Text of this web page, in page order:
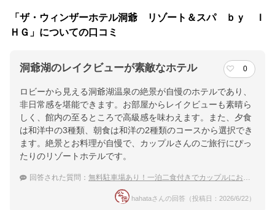
チェックアウ
12:00
新千歳空港からホテルまで車で約２時間/ＪＲで約１時間２０分
※「洞爺駅」より送迎バス（要予約。無料）
提供：楽天トラベル
楽天トラベルで
「ザ・ウィンザーホテル洞爺 リゾート＆スパ ｂｙ Ｉ
ＨＧ」についての口コミ
洞爺湖のレイクビューが素敵なホテル 0
ロビーから見える洞爺湖温泉の絶景が自慢のホテルであり、
非日常感を堪能できます。お部屋からレイクビューも素晴ら
しく、館内の至るところで高級感を味わえます。また、夕食
は和洋中の3種類、朝食は和洋の2種類のコースから選択でき
ます。絶景とお料理が自慢で、カップルさんのご旅行にぴっ
たりのリゾートホテルです。
回答された質問： 無料駐車場あり！一泊二食付きでカップルにおすすめな避暑地・洞爺湖周辺の宿は？
hahataさんの回答（投稿日：2026/6/22）